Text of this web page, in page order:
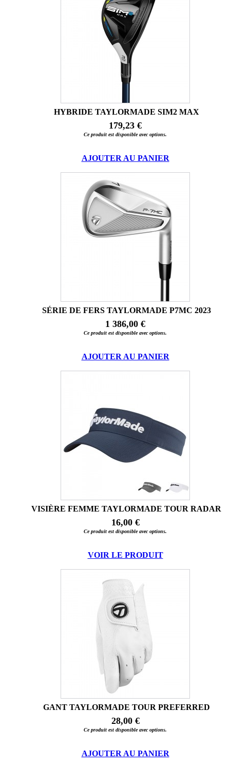
HYBRIDE TAYLORMADE SIM2 MAX
179,23 €
Ce produit est disponible avec options.
AJOUTER AU PANIER
SÉRIE DE FERS TAYLORMADE P7MC 2023
1 386,00 €
Ce produit est disponible avec options.
AJOUTER AU PANIER
VISIÈRE FEMME TAYLORMADE TOUR RADAR
16,00 €
Ce produit est disponible avec options.
VOIR LE PRODUIT
GANT TAYLORMADE TOUR PREFERRED
28,00 €
Ce produit est disponible avec options.
AJOUTER AU PANIER